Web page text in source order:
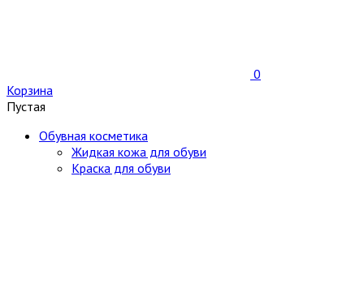
0
Корзина
Пустая
Обувная косметика
Жидкая кожа для обуви
Краска для обуви